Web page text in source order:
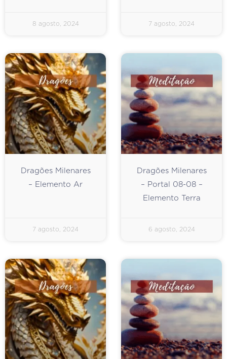
8 agosto, 2024 7 agosto, 2024
Dragões Milenares
– Elemento Ar
7 agosto, 2024
Dragões Milenares
– Portal 08-08 –
Elemento Terra
6 agosto, 2024